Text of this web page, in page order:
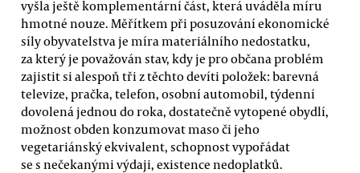
vyšla ještě komplementární část, která uváděla míru
hmotné nouze. Měřítkem při posuzování ekonomické
síly obyvatelstva je míra materiálního nedostatku,
za který je považován stav, kdy je pro občana problém
zajistit si alespoň tři z těchto devíti položek: barevná
televize, pračka, telefon, osobní automobil, týdenní
dovolená jednou do roka, dostatečně vytopené obydlí,
možnost obden konzumovat maso či jeho
vegetariánský ekvivalent, schopnost vypořádat
se s nečekanými výdaji, existence nedoplatků.